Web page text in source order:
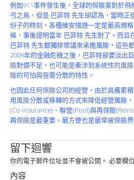
例如911事件發生後，全球的保險業對於
弓之鳥，但是 巴菲特 先生卻認為，當時正
份子的時刻，各種維安措施一定是最高規
候，事後證明當年 巴菲特 先生對了。而且
巴菲特 先生都獨排眾議來承擔風險，這些
2009年的金融危機之後，巴菲特卻要淡出
險對價不足，也可能是牽涉到系統性的風
險的可怕與亟需分散的特性。
也因此任何保險公司的經營，由於具備累
用風險分散或移轉的方式來降低經營風險
(Co-insurance)、聯營(Pool)與再保險
再保險是最重要、最方便也是最常被保險
留下迴響
你的電子郵件位址並不會被公開。 必要欄
內容